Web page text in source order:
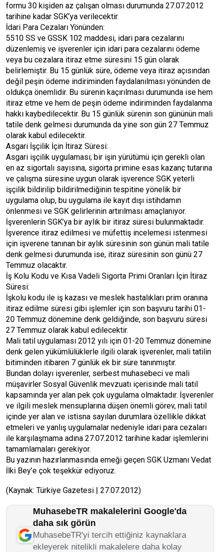
formu 30 kişiden az çalışan olması durumunda 27.07.2012
tarihine kadar SGK’ya verilecektir.
İdari Para Cezaları Yönünden:
5510 SS ve GSSK 102 maddesi, idari para cezalarını
düzenlemiş ve işverenler için idari para cezalarını ödeme
veya bu cezalara itiraz etme süresini 15 gün olarak
belirlemiştir. Bu 15 günlük süre, ödeme veya itiraz açısından
değil peşin ödeme indiriminden faydalanılması yönünden de
oldukça önemlidir. Bu sürenin kaçırılması durumunda ise hem
itiraz etme ve hem de peşin ödeme indiriminden faydalanma
hakkı kaybedilecektir. Bu 15 günlük sürenin son gününün mali
tatile denk gelmesi durumunda da yine son gün 27 Temmuz
olarak kabul edilecektir.
Asgari İşçilik İçin İtiraz Süresi:
Asgari işçilik uygulaması; bir işin yürütümü için gerekli olan
en az sigortalı sayısına, sigorta primine esas kazanç tutarına
ve çalışma süresine uygun olarak işverence SGK yeterli
işçilik bildirilip bildirilmediğinin tespitine yönelik bir
uygulama olup, bu uygulama ile kayıt dışı istihdamın
önlenmesi ve SGK gelirlerinin artırılması amaçlanıyor.
İşverenlerin SGK’ya bir aylık bir itiraz süresi bulunmaktadır.
İşverence itiraz edilmesi ve müfettiş incelemesi istenmesi
için işverene tanınan bir aylık süresinin son günün mali tatile
denk gelmesi durumunda ise, itiraz süresinin son günü 27
Temmuz olacaktır.
İş Kolu Kodu ve Kısa Vadeli Sigorta Primi Oranları İçin İtiraz
Süresi:
İşkolu kodu ile iş kazası ve meslek hastalıkları prim oranına
itiraz edilme süresi gibi işlemler için son başvuru tarihi 01-
20 Temmuz dönemine denk geldiğinde, son başvuru süresi
27 Temmuz olarak kabul edilecektir.
Mali tatil uygulaması 2012 yılı için 01-20 Temmuz dönemine
denk gelen yükümlülüklerle ilgili olarak işverenler, mali tatilin
bitiminden itibaren 7 günlük ek bir süre tanınmıştır.
Bundan dolayı işverenler, serbest muhasebeci ve mali
müşavirler Sosyal Güvenlik mevzuatı içerisinde mali tatil
kapsamında yer alan pek çok uygulama olmaktadır. İşverenler
ve ilgili meslek mensuplarına düşen önemli görev, mali tatil
içinde yer alan ve istisna sayılan durumlara özellikle dikkat
etmeleri ve yanlış uygulamalar nedeniyle idari para cezaları
ile karşılaşmama adına 27.07.2012 tarihine kadar işlemlerini
tamamlamaları gerekiyor.
Bu yazının hazırlanmasında emeği geçen SGK Uzmanı Vedat
İlki Bey’e çok teşekkür ediyoruz.
(Kaynak: Türkiye Gazetesi | 27.07.2012)
MuhasebeTR makalelerini Google'da
daha sık görün
MuhasebeTR'yi tercih ettiğiniz kaynaklara
ekleyerek nitelikli makalelere daha kolay